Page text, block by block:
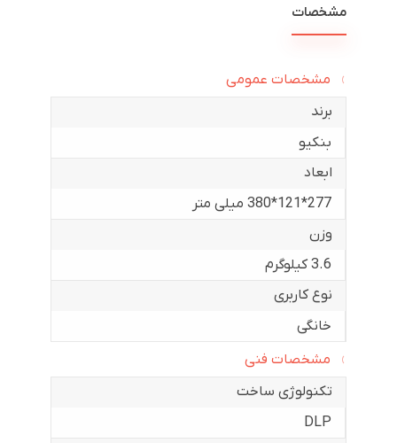
مشخصات
مشخصات عمومی
برند
بنکیو
ابعاد
277*121*380 میلی متر
وزن
3.6 کیلوگرم
نوع کاربری
خانگی
مشخصات فنی
تکنولوژی ساخت
DLP